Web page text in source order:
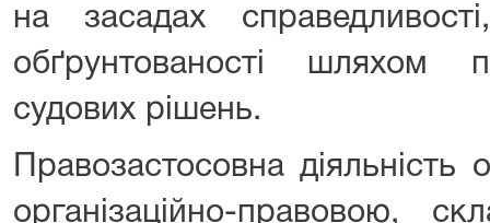
на засадах
обґрунтованості шляхом
судових рішень.
Правозастосовна діяльність
організаційно-правовою,